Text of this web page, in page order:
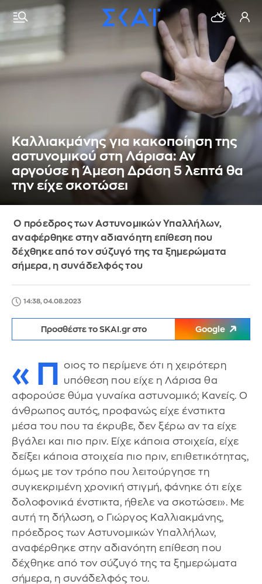
Καλλιακμάνης για κακοποίηση της
αστυνομικού στη Λάρισα: Αν
αργούσε η Άμεση Δράση 5 λεπτά θα
την είχε σκοτώσει
Ο πρόεδρος των Αστυνομικών Υπαλλήλων,
αναφέρθηκε στην αδιανόητη επίθεση που
δέχθηκε από τον σύζυγό της τα ξημερώματα
σήμερα, η συνάδελφός του
14:38, 04.08.2023
Προσθέστε το SKAI.gr στο Google
«Π
οιος το περίμενε ότι η χειρότερη
υπόθεση που είχε η Λάρισα θα
αφορούσε θύμα γυναίκα αστυνομικό; Κανείς. Ο
άνθρωπος αυτός, προφανώς είχε ένστικτα
μέσα του που τα έκρυβε, δεν ξέρω αν τα είχε
βγάλει και πιο πριν. Είχε κάποια στοιχεία, είχε
δείξει κάποια στοιχεία πιο πριν, επιθετικότητας,
όμως με τον τρόπο που λειτούργησε τη
συγκεκριμένη χρονική στιγμή, φάνηκε ότι είχε
δολοφονικά ένστικτα, ήθελε να σκοτώσει». Με
αυτή τη δήλωση, ο Γιώργος Καλλιακμάνης,
πρόεδρος των Αστυνομικών Υπαλλήλων,
αναφέρθηκε στην αδιανόητη επίθεση που
δέχθηκε από τον σύζυγό της τα ξημερώματα
σήμερα, η συνάδελφός του.